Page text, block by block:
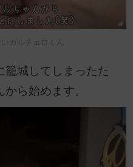
ガルチェロくん
籠城してしまったた
ら始めます。